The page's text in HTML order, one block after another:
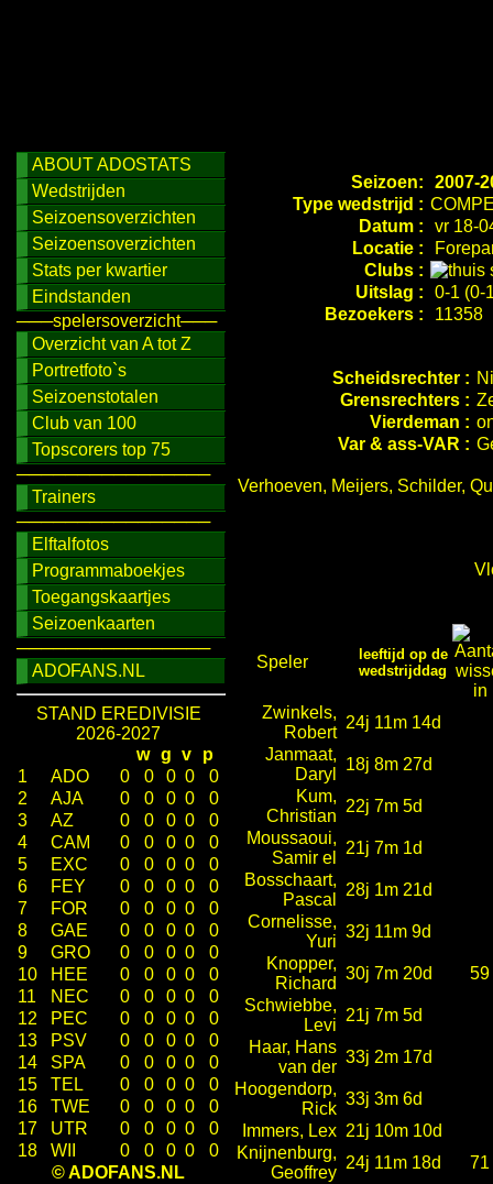
ABOUT ADOSTATS
Wedstrijden
Seizoensoverzichten
Seizoensoverzichten
Stats per kwartier
Eindstanden
───spelersoverzicht───
Overzicht van A tot Z
Portretfoto`s
Seizoenstotalen
Club van 100
Topscorers top 75
────────────────
Trainers
────────────────
Elftalfotos
Programmaboekjes
Toegangskaartjes
Seizoenkaarten
────────────────
ADOFANS.NL
STAND EREDIVISIE
2026-2027
w g v
p
1
ADO 0 0 0 0
0
2
AJA 0 0 0 0
0
3
AZ 0 0 0 0
0
4
CAM 0 0 0 0
0
5
EXC 0 0 0 0
0
6
FEY 0 0 0 0
0
7
FOR 0 0 0 0
0
8
GAE 0 0 0 0
0
9
GRO 0 0 0 0
0
10
HEE 0 0 0 0
0
11
NEC 0 0 0 0
0
12
PEC 0 0 0 0
0
13
PSV 0 0 0 0
0
14
SPA 0 0 0 0
0
15
TEL 0 0 0 0
0
16
TWE 0 0 0 0
0
17
UTR 0 0 0 0
0
18
WII 0 0 0 0
0
© ADOFANS.NL
Seizoen:
2007-
Type wedstrijd :
Datum :
vr 18-
Locatie :
Clubs :
Uitslag :
0-1 (0-
Bezoekers :
11358
Scheidsrechter :
Grensrechters :
Vierdeman :
Var & ass-VAR :
Verhoeven, Meijers, Schilder,
Speler
leeftijd op de
wedstrijddag
Zwinkels,
Robert
24j 11m 14d
Janmaat,
Daryl
18j 8m 27d
Kum,
Christian
22j 7m 5d
Moussaoui,
Samir el
21j 7m 1d
Bosschaart,
Pascal
28j 1m 21d
Cornelisse,
Yuri
32j 11m 9d
Knopper,
Richard
30j 7m 20d
59
Schwiebbe,
Levi
21j 7m 5d
Haar, Hans
van der
33j 2m 17d
Hoogendorp,
Rick
33j 3m 6d
Immers, Lex 21j 10m 10d
Knijnenburg,
Geoffrey
24j 11m 18d
71